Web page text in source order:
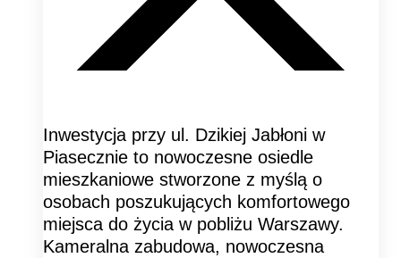
Inwestycja przy ul. Dzikiej Jabłoni w
Piasecznie to nowoczesne osiedle
mieszkaniowe stworzone z myślą o
osobach poszukujących komfortowego
miejsca do życia w pobliżu Warszawy.
Kameralna zabudowa, nowoczesna